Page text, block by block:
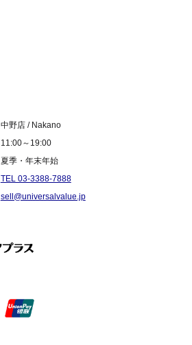
中野店 / Nakano
11:00～19:00
夏季・年末年始
TEL 03-3388-7888
sell@universalvalue.jp